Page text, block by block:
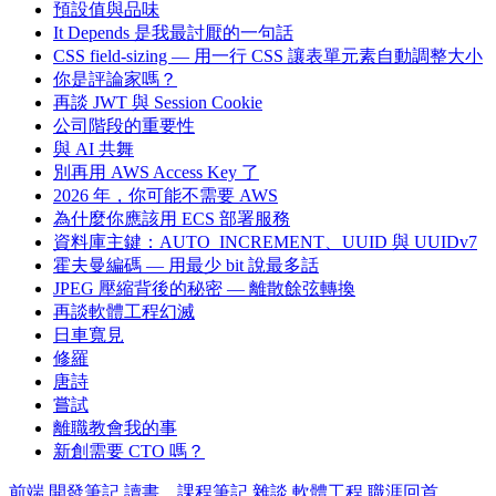
預設值與品味
It Depends 是我最討厭的一句話
CSS field-sizing — 用一行 CSS 讓表單元素自動調整大小
你是評論家嗎？
再談 JWT 與 Session Cookie
公司階段的重要性
與 AI 共舞
別再用 AWS Access Key 了
2026 年，你可能不需要 AWS
為什麼你應該用 ECS 部署服務
資料庫主鍵：AUTO_INCREMENT、UUID 與 UUIDv7
霍夫曼編碼 — 用最少 bit 說最多話
JPEG 壓縮背後的秘密 — 離散餘弦轉換
再談軟體工程幻滅
日車寬見
修羅
唐詩
嘗試
離職教會我的事
新創需要 CTO 嗎？
前端 開發筆記 讀書、課程筆記 雜談 軟體工程 職涯回首